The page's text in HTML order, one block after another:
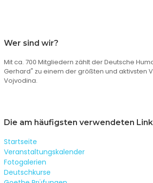
Wer sind wir?
Mit ca. 700 Mitgliedern zählt der Deutsche
Gerhard" zu einem der größten und aktivsten
Vojvodina.
Die am häufigsten verwendeten
Startseite
Veranstaltungskalender
Fotogalerien
Deutschkurse